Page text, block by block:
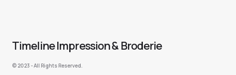
Timeline Impression & Broderie
©️ 2023 - All Rights Reserved.